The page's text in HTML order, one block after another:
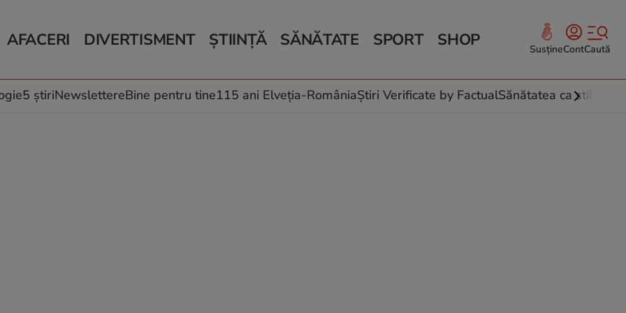
AFACERI
Auto
Locuri de muncă
DIVERTISMENT
Horoscop
Muzică și Filme
ȘTIINȚĂ
Schimbări climatice
SĂNĂTATE
Relații
Rețete culinare
SPORT SHOP SusțineContCaută
5 știriNewslettereBine pentru tine115 ani Elveția-RomâniaȘtiri Verificate by FactualSănătatea ca stil de